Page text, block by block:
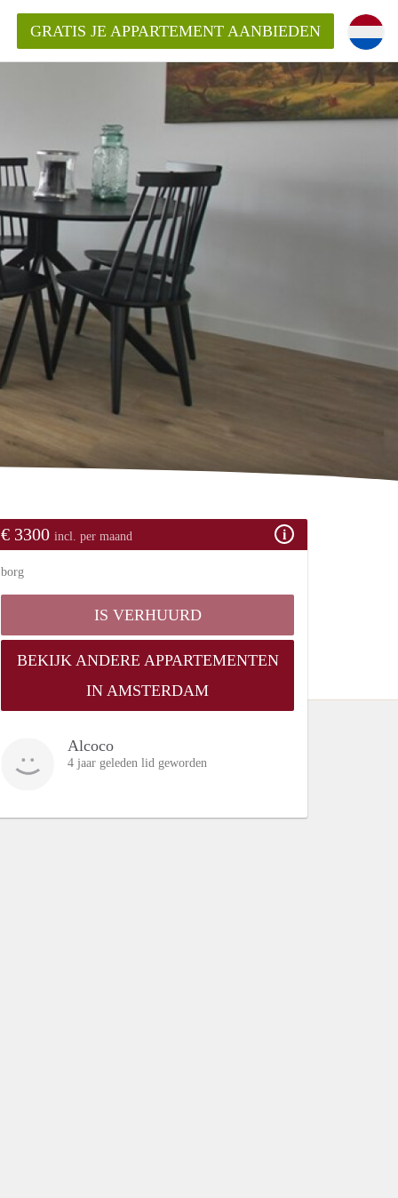
die voor mij als huurder in
appartement in Amsterdam?
van een huur appartement?
in Amsterdam?
GRATIS JE APPARTEMENT AANBIEDEN
€ 3300 incl. per maand
borg
IS VERHUURD
BEKIJK ANDERE APPARTEMENTEN
IN AMSTERDAM
Alcoco
4 jaar geleden lid geworden